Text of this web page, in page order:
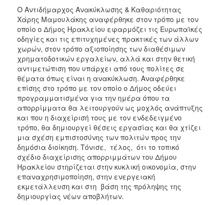
Ο Αντιδήμαρχος Ανακύκλωσης & Καθαριότητας
Χάρης Μαμουλάκης αναφέρθηκε στον τρόπο με τον
οποίο ο Δήμος Ηρακλείου εφαρμόζει τις Ευρωπαϊκές
οδηγίες και τις επιτυχημένες πρακτικές των άλλων
χωρών, στον τρόπο αξιοποίησης των διαθέσιμων
χρηματοδοτικών εργαλείων, αλλά και στην θετική
αντιμετώπιση που υπάρχει από τους πολίτες σε
θέματα όπως είναι η ανακύκλωση. Αναφέρθηκε
επίσης στο τρόπο με τον οποίο ο Δήμος οδεύει
προγραμματισμένα για την ημέρα όπου τα
απορρίμματα θα λειτουργούν ως μοχλός ανάπτυξης
και που η διαχείρισή τους με τον ενδεδειγμένο
τρόπο, θα δημιουργεί θέσεις εργασίας και θα χτίζει
μια σχέση εμπιστοσύνης των πολιτών προς την
δημόσια διοίκηση. Τόνισε, τέλος, ότι το τοπικό
σχέδιο διαχείρισης απορριμμάτων του Δήμου
Ηρακλείου στηρίζεται στην κυκλική οικονομία, στην
επαναχρησιμοποίηση, στην ενεργειακή
εκμετάλλευση και στη βάση της πρόληψης της
δημιουργίας νέων αποβλήτων.